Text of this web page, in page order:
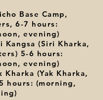
Base Camp,
6-7 hours:
evening)
Kangsa (Siri Kharka,
5-6 hours:
evening)
Kharka (Yak Kharka,
hours: (morning,